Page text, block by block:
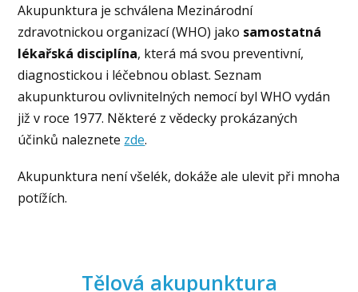
Akupunktura je schválena Mezinárodní
zdravotnickou organizací (WHO) jako samostatná
lékařská disciplína, která má svou preventivní,
diagnostickou i léčebnou oblast. Seznam
akupunkturou ovlivnitelných nemocí byl WHO vydán
již v roce 1977. Některé z vědecky prokázaných
účinků naleznete zde.
Akupunktura není všelék, dokáže ale ulevit při mnoha
potížích.
Tělová akupunktura